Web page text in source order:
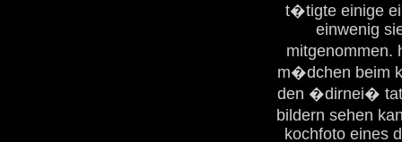
t�tigte einige
einwenig
mitgenommen.
m�dchen beim
den �dirnei�
bildern sehen
kochfoto eines